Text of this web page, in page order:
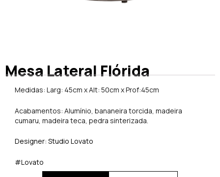
Mesa Lateral Flórida
Medidas: Larg: 45cm x Alt: 50cm x Prof:45cm
Acabamentos: Alumínio, bananeira torcida, madeira
cumaru, madeira teca, pedra sinterizada.
Designer: Studio Lovato
#Lovato